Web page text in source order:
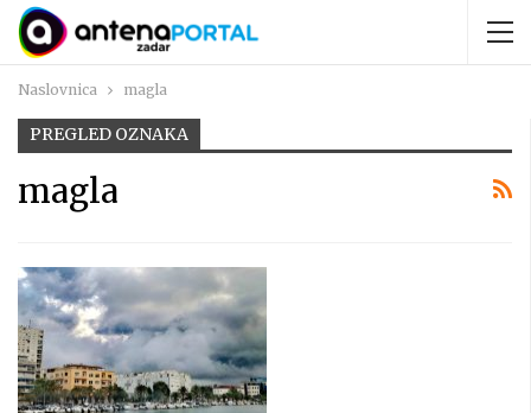
Naslovnica magla
PREGLED OZNAKA
magla